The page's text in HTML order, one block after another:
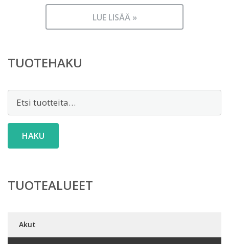
LUE LISÄÄ »
TUOTEHAKU
Etsi:
HAKU
TUOTEALUEET
Akut